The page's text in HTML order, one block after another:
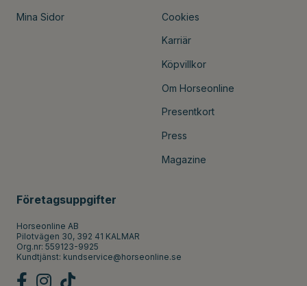
Mina Sidor Cookies
Karriär
Köpvillkor
Om Horseonline
Presentkort
Press
Magazine
Företagsuppgifter
Horseonline AB
Pilotvägen 30, 392 41 KALMAR
Org.nr: 559123-9925
Kundtjänst: kundservice@horseonline.se